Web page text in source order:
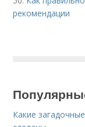
рекомендации
Какие